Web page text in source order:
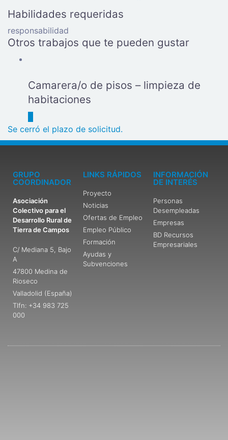
Habilidades requeridas
responsabilidad
Otros trabajos que te pueden gustar
Camarera/o de pisos – limpieza de
habitaciones
Se cerró el plazo de solicitud.
GRUPO
COORDINADOR
Asociación
Colectivo para el
Desarrollo Rural de
Tierra de Campos
C/ Mediana 5, Bajo
A
47800 Medina de
Rioseco
Valladolid (España)
Tlfn: +34 983 725
000
LINKS RÁPIDOS
Proyecto
Noticias
Ofertas de Empleo
Empleo Público
Formación
Ayudas y
Subvenciones
INFORMACIÓN
DE INTERÉS
Personas
Desempleadas
Empresas
BD Recursos
Empresariales